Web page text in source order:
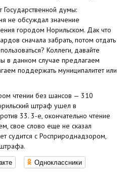
думы:
не обсуждал значение
городом Норильском. Дак что
сначала забрать, потом отдать
Коллеги, давайте
в данном случае предлагаем
поддержать муниципалитет или
чтении без шансов — 310
штраф ушел в
33. 3-е, окончательно чтение
свое слово еще не сказал
судится с Росприроднадзором,
Одноклассники